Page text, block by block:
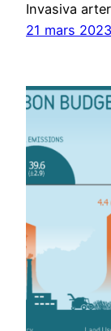
Invasiva arter |
21 mars 2023